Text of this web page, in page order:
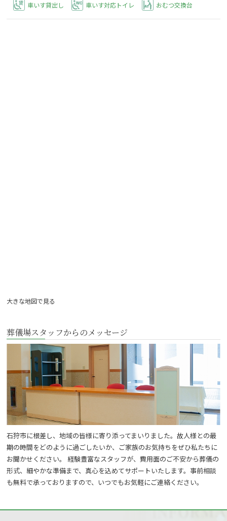
車いす貸出し 車いす対応トイレ おむつ交換台
大きな地図で見る
葬儀場スタッフからのメッセージ
石狩市に根差し、地域の皆様に寄り添ってまいりました。故人様との最
期の時間をどのように過ごしたいか、ご家族のお気持ちをぜひ私たちに
お聞かせください。 経験豊富なスタッフが、費用面のご不安から葬儀の
形式、細やかな準備まで、真心を込めてサポートいたします。事前相談
も無料で承っておりますので、いつでもお気軽にご連絡ください。